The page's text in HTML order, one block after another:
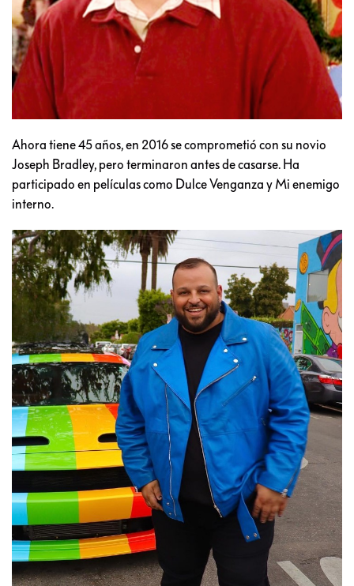
Ahora tiene 45 años, en 2016 se comprometió con su novio
Joseph Bradley, pero terminaron antes de casarse. Ha
participado en películas como Dulce Venganza y Mi enemigo
interno.